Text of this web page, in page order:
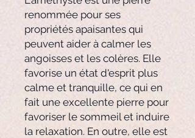
renommée pour ses
propriétés apaisantes qui
peuvent aider à calmer les
angoisses et les colères. Elle
favorise un état d'esprit plus
calme et tranquille, ce qui en
fait une excellente pierre pour
favoriser le sommeil et induire
la relaxation. En outre, elle est